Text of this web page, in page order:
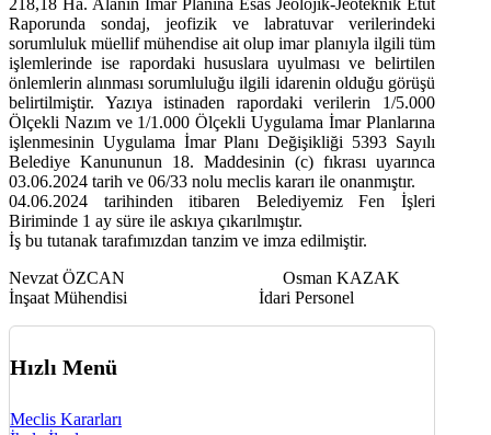
Raporunda sondaj, jeofizik ve labratuvar verilerindeki
sorumluluk müellif mühendise ait olup imar planıyla ilgili tüm
işlemlerinde ise rapordaki hususlara uyulması ve belirtilen
önlemlerin alınması sorumluluğu ilgili idarenin olduğu görüşü
belirtilmiştir. Yazıya istinaden rapordaki verilerin 1/5.000
Ölçekli Nazım ve 1/1.000 Ölçekli Uygulama İmar Planlarına
işlenmesinin Uygulama İmar Planı Değişikliği 5393 Sayılı
Belediye Kanununun 18. Maddesinin (c) fıkrası uyarınca
03.06.2024 tarih ve 06/33 nolu meclis kararı ile onanmıştır.
04.06.2024 tarihinden itibaren Belediyemiz Fen İşleri
Biriminde 1 ay süre ile askıya çıkarılmıştır.
İş bu tutanak tarafımızdan tanzim ve imza edilmiştir.
Nevzat ÖZCAN Osman KAZAK
İnşaat Mühendisi İdari Personel
Hızlı Menü
Meclis Kararları